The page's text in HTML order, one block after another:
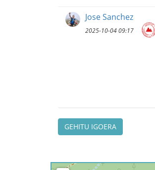
Jose Sanchez
2025-10-04 09:17
GEHITU IGOERA